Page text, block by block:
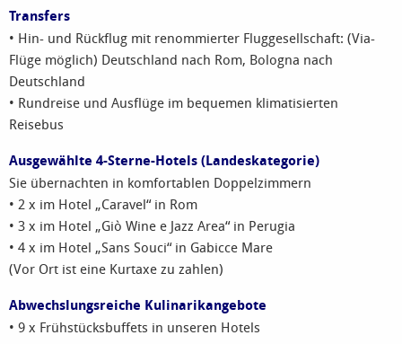
Transfers
• Hin- und Rückflug mit renommierter Fluggesellschaft: (Via-
Flüge möglich) Deutschland nach Rom, Bologna nach
Deutschland
• Rundreise und Ausflüge im bequemen klimatisierten
Reisebus
Ausgewählte 4-Sterne-Hotels (Landeskategorie)
Sie übernachten in komfortablen Doppelzimmern
• 2 x im Hotel „Caravel“ in Rom
• 3 x im Hotel „Giò Wine e Jazz Area“ in Perugia
• 4 x im Hotel „Sans Souci“ in Gabicce Mare
(Vor Ort ist eine Kurtaxe zu zahlen)
Abwechslungsreiche Kulinarikangebote
• 9 x Frühstücksbuffets in unseren Hotels